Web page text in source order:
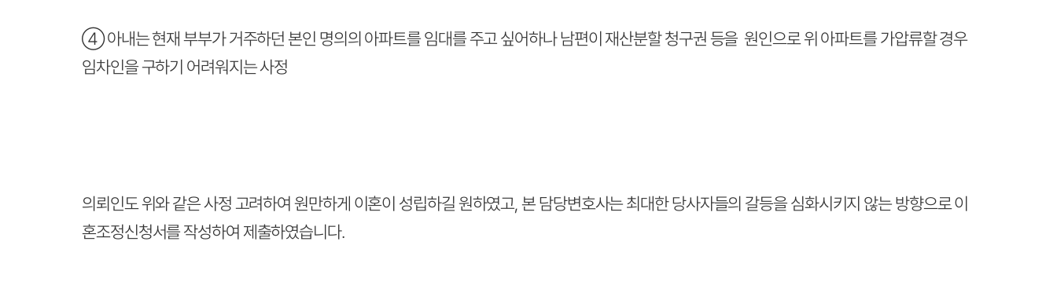
④ 아내는 현재 부부가 거주하던 본인 명의의 아파트를 임대를 주고 싶어하나 남편이 재산분할 청구권 등을 원인으로 위 아파트를 가압류할 경우
임차인을 구하기 어려워지는 사정
의뢰인도 위와 같은 사정 고려하여 원만하게 이혼이 성립하길 원하였고, 본 담당변호사는 최대한 당사자들의 갈등을 심화시키지 않는 방향으로 이
혼조정신청서를 작성하여 제출하였습니다.